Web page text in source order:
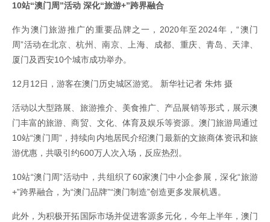
10站“澳门周”活动 深化“旅游+”跨界融合
作为澳门旅游推广的重要品牌之一，2020年至2024年，“澳门
周”活动在北京、杭州、南京、上海、成都、重庆、青岛、天津、
厦门及西安10个城市成功举办。
12月12日，游客在澳门历史城区游览。 新华社记者 朱炜 摄
活动以大型路展、旅游推介、美食推广、产品展销等形式，展示澳
门丰富的旅游、商贸、文化、体育及娱乐等资源。澳门旅游局通过
10站“澳门周”，持续向内地居民介绍澳门最新的文旅商体资讯和旅
游优惠，共吸引约600万人次入场，反应热烈。
10站“澳门周”活动中，共组织了60家澳门中小企参展，深化“旅游
+”跨界融合，为“澳门品牌”“澳门制造”创造更多发展机遇。
此外，为积极开拓国际市场并促进客源多元化，今年上半年，澳门